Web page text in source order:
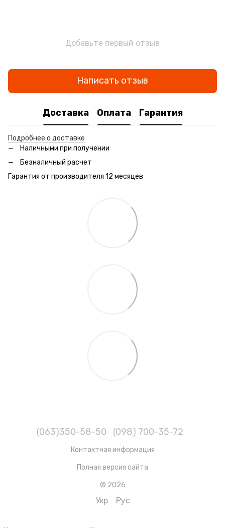
Добавьте первый отзыв
Написать отзыв
Доставка Оплата Гарантия
Подробнее о доставке
Наличными при получении
Безналичный расчет
Гарантия от производителя 12 месяцев
(063)350-58-50 (098) 700-35-72
Контактная информация
Полная версия сайта
© 2026
Укр Рус